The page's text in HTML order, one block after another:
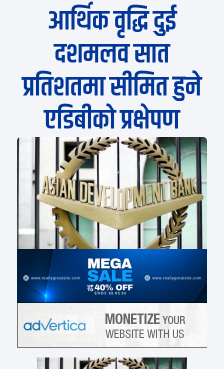
आर्थिक वृद्धि दुई
दशमलव सात
प्रतिशतमा सीमित हुने
एडिबीको प्रक्षेपण